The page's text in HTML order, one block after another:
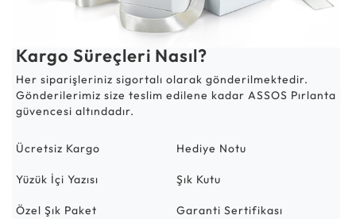
Kargo Süreçleri Nasıl?
Her siparişleriniz sigortalı olarak gönderilmektedir.
Gönderilerimiz size teslim edilene kadar ASSOS Pırlanta
güvencesi altındadır.
Ücretsiz Kargo Hediye Notu
Yüzük İçi Yazısı Şık Kutu
Özel Şık Paket Garanti Sertifikası